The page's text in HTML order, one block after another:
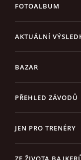
FOTOALBUM
AKTUÁLNÍ
BAZAR
PŘEHLED ZÁVODŮ
JEN PRO TRENÉRY